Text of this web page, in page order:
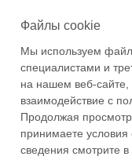
2026 ©
Файлы cookie
Мы используем
специалистами и
на нашем веб-сайте,
взаимодействие с
Продолжая
принимаете
сведения смотрите